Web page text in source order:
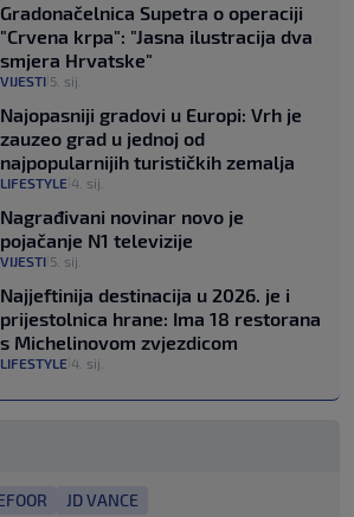
Gradonačelnica Supetra o operaciji
"Crvena krpa": "Jasna ilustracija dva
smjera Hrvatske"
VIJESTI 5. sij.
Najopasniji gradovi u Europi: Vrh je
zauzeo grad u jednoj od
najpopularnijih turističkih zemalja
LIFESTYLE 4. sij.
Nagrađivani novinar novo je
pojačanje N1 televizije
VIJESTI 5. sij.
Najjeftinija destinacija u 2026. je i
prijestolnica hrane: Ima 18 restorana
s Michelinovom zvjezdicom
LIFESTYLE 4. sij.
JD VANCE